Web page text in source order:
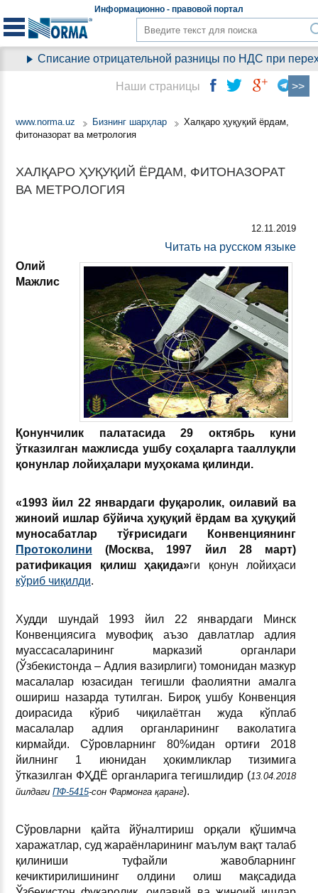
Информационно - правовойпортал
Списание отрицательной разницы по НДС при
www.norma.uz Бизнинг шарҳлар
Халқаро ҳуқуқий ёрдам,
фитоназорат ва метрология
ХАЛҚАРО ҲУҚУҚИЙ ЁРДАМ, ФИТОНАЗОРАТ
ВА МЕТРОЛОГИЯ
12.11.2019
Читать на русском языке
Олий
Мажлис
Қонунчилик палатасида 29 октябрь куни
ўтказилган мажлисда ушбу соҳаларга тааллуқли
қонунлар лойиҳалари муҳокама қилинди.
«1993 йил 22 январдаги фуқаролик, оилавий ва
жиноий ишлар бўйича ҳуқуқий ёрдам ва ҳуқуқий
муносабатлар тўғрисидаги Конвенциянинг
Протоколини (Москва, 1997 йил 28 март)
ратификация қилиш ҳақида»ги қонун лойиҳаси
кўриб чиқилди.
Худди шундай 1993 йил 22 январдаги Минск
Конвенциясига мувофиқ аъзо давлатлар адлия
муассасаларининг марказий органлари
(Ўзбекистонда – Адлия вазирлиги) томонидан мазкур
масалалар юзасидан тегишли фаолиятни амалга
ошириш назарда тутилган. Бироқ ушбу Конвенция
доирасида кўриб чиқилаётган жуда кўплаб
масалалар адлия органларининг ваколатига
кирмайди. Сўровларнинг 80%идан ортиғи 2018
йилнинг 1 июнидан ҳокимликлар тизимига
ўтказилган ФҲДЁ органларига тегишлидир (13.04.2018
йилдаги ПФ-5415-сон Фармонга қаранг).
Сўровларни қайта йўналтириш орқали қўшимча
харажатлар, суд жараёнларининг маълум вақт талаб
қилиниши туфайли жавобларнинг
кечиктирилишининг олдини олиш мақсадида
Наши страницы